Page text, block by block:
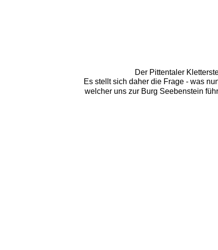
Der Pittentaler
Es stellt sich daher die Frage - was
welcher uns zur Burg Seebenstein